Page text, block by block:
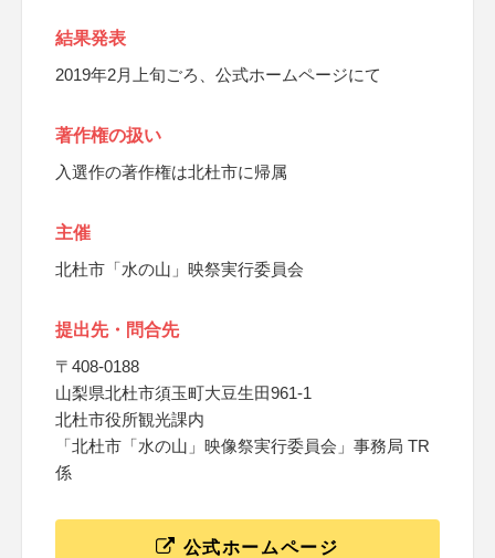
結果発表
2019年2月上旬ごろ、公式ホームページにて
著作権の扱い
入選作の著作権は北杜市に帰属
主催
北杜市「水の山」映祭実行委員会
提出先・問合先
〒408-0188
山梨県北杜市須玉町大豆生田961-1
北杜市役所観光課内
「北杜市「水の山」映像祭実行委員会」事務局 TR
係
公式ホームページ